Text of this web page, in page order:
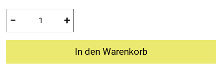
− +
In den Warenkorb